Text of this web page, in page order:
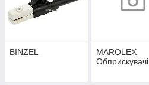
BINZEL
MAROLEX
Обприскувачі